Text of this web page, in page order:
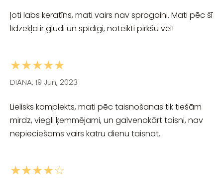
ļoti labs keratīns, mati vairs nav sprogaini. Mati pēc šī
līdzekļa ir gludi un spīdīgi, noteikti pirkšu vēl!
★★★★★
DIĀNA, 19 Jun, 2023
Lielisks komplekts, mati pēc taisnošanas tik tiešām
mirdz, viegli ķemmējami, un galvenokārt taisni, nav
nepieciešams vairs katru dienu taisnot.
★★★★☆